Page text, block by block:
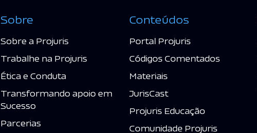
Sobre
Sobre a Projuris
Trabalhe na Projuris
Ética e Conduta
Transformando apoio em
Sucesso
Parcerias
Conteúdos
Portal Projuris
Códigos Comentados
Materiais
JurisCast
Projuris Educação
Comunidade Projuris